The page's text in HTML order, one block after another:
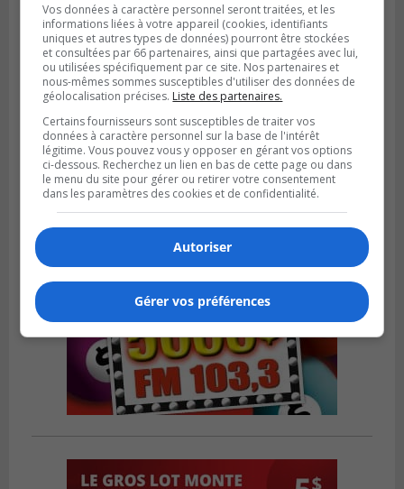
LONGUEUIL
Publié le 5 août 2026 à 13h50
Le Mois de l’archéologie bat son plein sur
la Rive-Sud de Montréal
Vos données à caractère personnel seront traitées, et les
informations liées à votre appareil (cookies, identifiants
uniques et autres types de données) pourront être stockées
et consultées par 66 partenaires, ainsi que partagées avec lui,
ou utilisées spécifiquement par ce site. Nos partenaires et
nous-mêmes sommes susceptibles d'utiliser des données de
géolocalisation précises. Liste des partenaires.
Certains fournisseurs sont susceptibles de traiter vos
données à caractère personnel sur la base de l'intérêt
légitime. Vous pouvez vous y opposer en gérant vos options
ci-dessous. Recherchez un lien en bas de cette page ou dans
le menu du site pour gérer ou retirer votre consentement
dans les paramètres des cookies et de confidentialité.
Autoriser
Gérer vos préférences